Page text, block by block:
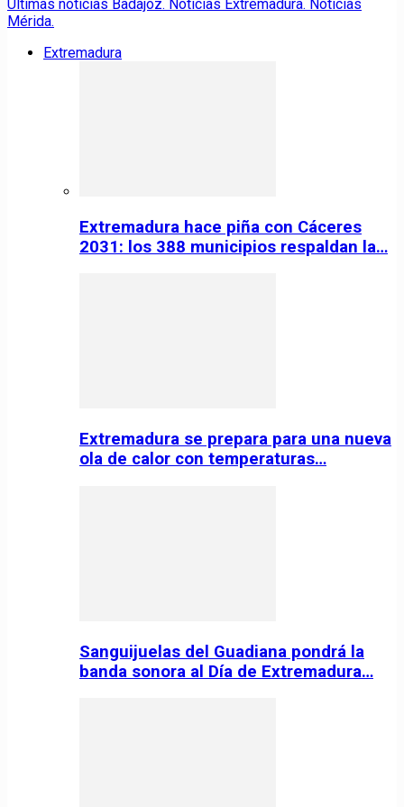
Extremadura
Extremadura hace piña con Cáceres
2031: los 388 municipios respaldan la…
Extremadura se prepara para una nueva
ola de calor con temperaturas…
Sanguijuelas del Guadiana pondrá la
banda sonora al Día de Extremadura…